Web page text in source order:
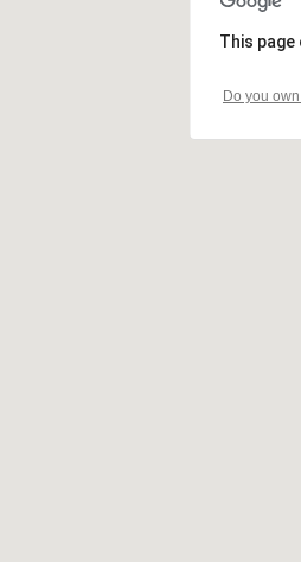
This
Do you